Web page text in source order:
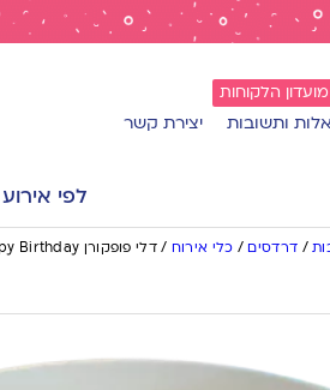
מועדון הלקוחות
ותשובות יצירת קשר
לפי אירוע
/ דרדסים / כלי אירוח /דלי פופקורן Happy Birthday צבעוני